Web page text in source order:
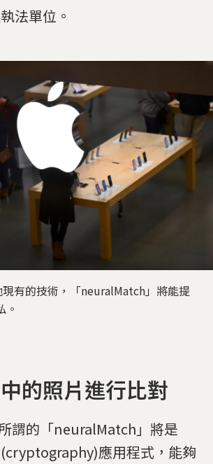
法單位。
有的技術，「neuralMatch」將能提
。
的照片進行比對
謂的「neuralMatch」將是
(cryptography)應用程式，能夠